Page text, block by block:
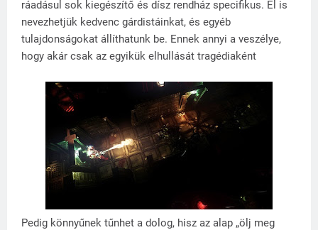
ráadásul sok kiegészítő és dísz rendház specifikus. El is
nevezhetjük kedvenc gárdistáinkat, és egyéb
tulajdonságokat állíthatunk be. Ennek annyi a veszélye,
hogy akár csak az egyikük elhullását tragédiaként
Pedig könnyűnek tűnhet a dolog, hisz az alap „ölj meg